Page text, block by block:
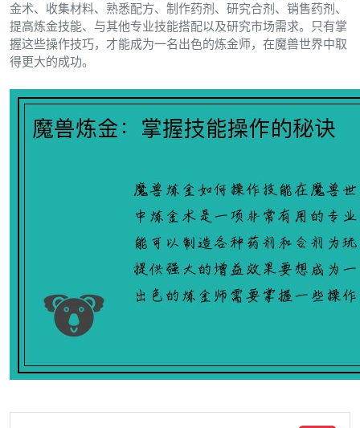
金术、收集材料、熟悉配方、制作药剂、研究合剂、销售药剂、
提高炼金技能、与其他专业技能搭配以及研究市场需求。只有掌
握这些操作技巧，才能成为一名出色的炼金师，在魔兽世界中取
得更大的成功。